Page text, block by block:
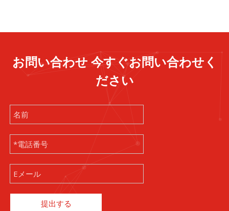
お問い合わせ 今すぐお問い合わせく
ださい
提出する